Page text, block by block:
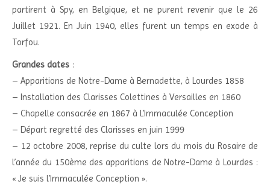
partirent à Spy, en Belgique, et ne purent revenir que le 26
Juillet 1921. En Juin 1940, elles furent un temps en exode à
Torfou.
Grandes dates :
– Apparitions de Notre-Dame à Bernadette, à Lourdes 1858
– Installation des Clarisses Colettines à Versailles en 1860
– Chapelle consacrée en 1867 à L’Immaculée Conception
– Départ regretté des Clarisses en juin 1999
– 12 octobre 2008, reprise du culte lors du mois du Rosaire de
l’année du 150ème des apparitions de Notre-Dame à Lourdes :
« Je suis l’Immaculée Conception ».